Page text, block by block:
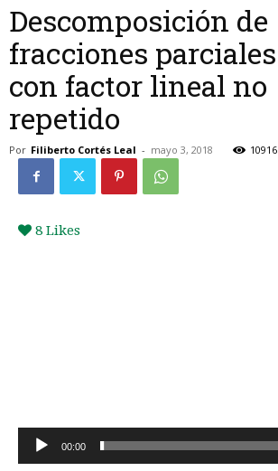
Descomposición de
fracciones parciales
con factor lineal no
repetido
Por Filiberto Cortés Leal - mayo 3, 2018 10916
8 Likes
00:00